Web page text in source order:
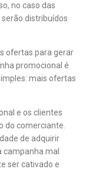
no caso das
distribuídos
ofertas para gerar
promocional é
mais ofertas
e os clientes
do comerciante.
de adquirir
mal
ser cativado e